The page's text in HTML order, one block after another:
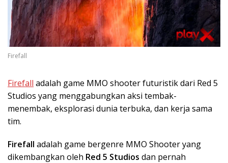
Firefall
Firefall adalah game MMO shooter futuristik dari Red 5
Studios yang menggabungkan aksi tembak-
menembak, eksplorasi dunia terbuka, dan kerja sama
tim.
Firefall adalah game bergenre MMO Shooter yang
dikembangkan oleh Red 5 Studios dan pernah